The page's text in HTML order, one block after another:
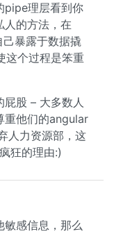
pipe理层看到你
人的方法，在
暴露于数据撬
这个过程是笨重
股 – 大多数人
重他们的angular
人力资源部，这
狂的理由:)
敏感信息，那么